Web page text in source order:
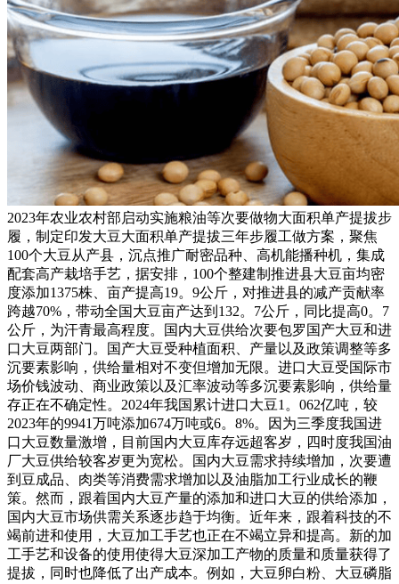
2023年农业农村部启动实施粮油等次要做物大面积单产提拔步
履，制定印发大豆大面积单产提拔三年步履工做方案，聚焦
100个大豆从产县，沉点推广耐密品种、高机能播种机，集成
配套高产栽培手艺，据安排，100个整建制推进县大豆亩均密
度添加1375株、亩产提高19。9公斤，对推进县的减产贡献率
跨越70%，带动全国大豆亩产达到132。7公斤，同比提高0。7
公斤，为汗青最高程度。国内大豆供给次要包罗国产大豆和进
口大豆两部门。国产大豆受种植面积、产量以及政策调整等多
沉要素影响，供给量相对不变但增加无限。进口大豆受国际市
场价钱波动、商业政策以及汇率波动等多沉要素影响，供给量
存正在不确定性。2024年我国累计进口大豆1。062亿吨，较
2023年的9941万吨添加674万吨或6。8%。因为三季度我国进
口大豆数量激增，目前国内大豆库存远超客岁，四时度我国油
厂大豆供给较客岁更为宽松。国内大豆需求持续增加，次要遭
到豆成品、肉类等消费需求增加以及油脂加工行业成长的鞭
策。然而，跟着国内大豆产量的添加和进口大豆的供给添加，
国内大豆市场供需关系逐步趋于均衡。近年来，跟着科技的不
竭前进和使用，大豆加工手艺也正在不竭立异和提高。新的加
工手艺和设备的使用使得大豆深加工产物的质量和质量获得了
提拔，同时也降低了出产成本。例如，大豆卵白粉、大豆磷脂